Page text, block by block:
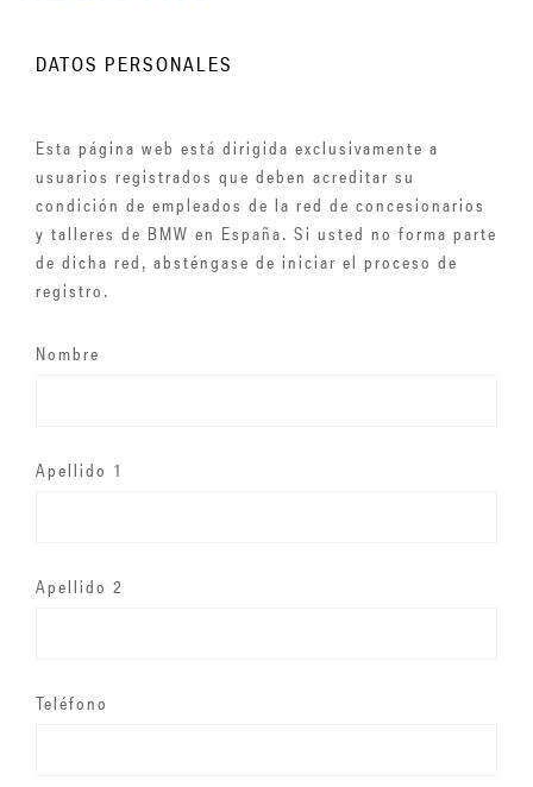
DATOS PERSONALES
Esta página web está dirigida exclusivamente a
usuarios registrados que deben acreditar su
condición de empleados de la red de concesionarios
y talleres de BMW en España. Si usted no forma parte
de dicha red, absténgase de iniciar el proceso de
registro.
Nombre
Apellido 1
Apellido 2
Teléfono